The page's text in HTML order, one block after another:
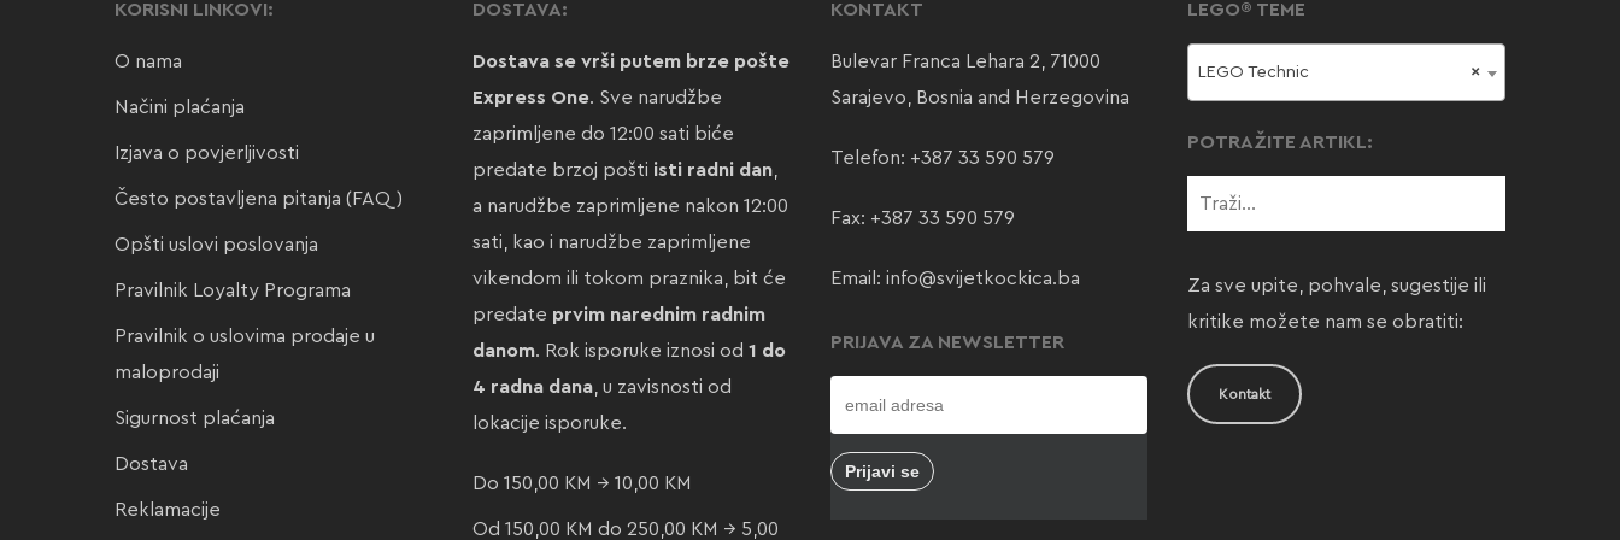
KORISNI LINKOVI:
O nama
Načini plaćanja
Izjava o povjerljivosti
Često postavljena pitanja (FAQ)
Opšti uslovi poslovanja
Pravilnik Loyalty Programa
Pravilnik o uslovima prodaje u
maloprodaji
Sigurnost plaćanja
Dostava
Reklamacije
DOSTAVA:
Dostava se vrši putem brze pošte
Express One. Sve narudžbe
zaprimljene do 12:00 sati biće
predate brzoj pošti isti radni dan,
a narudžbe zaprimljene nakon 12:00
sati, kao i narudžbe zaprimljene
vikendom ili tokom praznika, bit će
predate prvim narednim radnim
danom. Rok isporuke iznosi od 1 do
4 radna dana, u zavisnosti od
lokacije isporuke.
Do 150,00 KM → 10,00 KM
Od 150,00 KM do 250,00 KM → 5,00
KONTAKT
Bulevar Franca Lehara 2, 71000
Sarajevo, Bosnia and Herzegovina
Telefon: +387 33 590 579
Fax: +387 33 590 579
Email: info@svijetkockica.ba
PRIJAVA ZA NEWSLETTER
LEGO® TEME
×
LEGO Technic
POTRAŽITE ARTIKL:
Za sve upite, pohvale, sugestije ili
kritike možete nam se obratiti:
Kontakt